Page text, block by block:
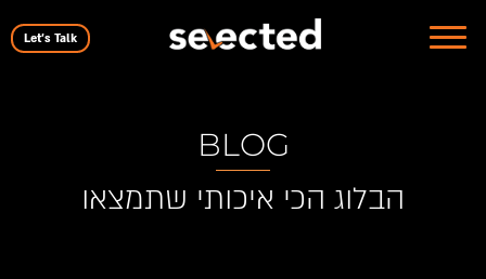
Let's Talk
BLOG
הבלוג הכי איכותי שתמצאו